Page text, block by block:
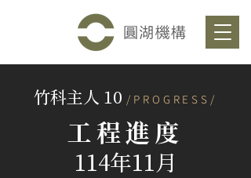
竹科主人 10 /PROGRESS/
工程進度
114年11月